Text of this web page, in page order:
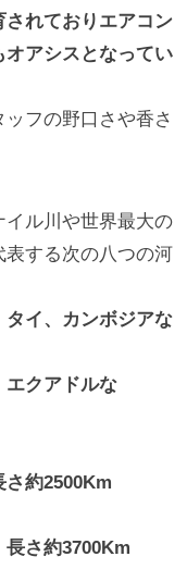
れておりエアコン
アシスとなってい
フの野口さや香さ
イル川や世界最大の
する次の八つの河
タイ、カンボジアな
エクアドルな